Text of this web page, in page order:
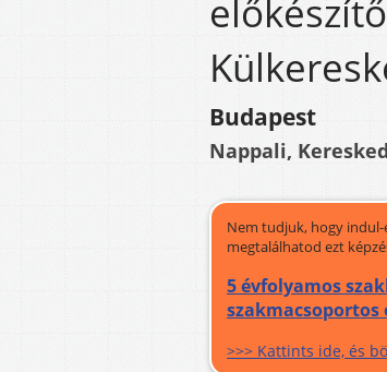
Budapest
Nappali,
Nem tudjuk, hogy
megtalálhatod ezt
5 évfolyamos
>>> Kattints ide, és